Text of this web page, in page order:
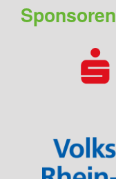
Sponsoren